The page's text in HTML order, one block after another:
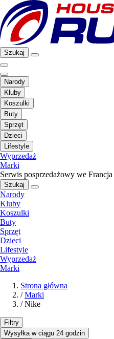
Szukaj
Narody
Kluby
Koszulki
Buty
Sprzęt
Dzieci
Lifestyle
Wyprzedaż
Marki
Serwis posprzedażowy we Francja
Szukaj
Narody
Kluby
Koszulki
Buty
Sprzęt
Dzieci
Lifestyle
Wyprzedaż
Marki
Strona główna
/ Marki
/ Nike
Filtry
Wysyłka w ciągu 24 godzin